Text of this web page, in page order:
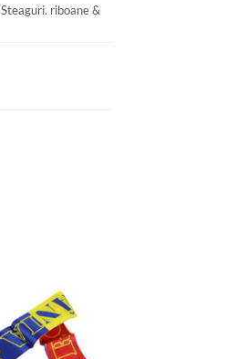
Steaguri. riboane &